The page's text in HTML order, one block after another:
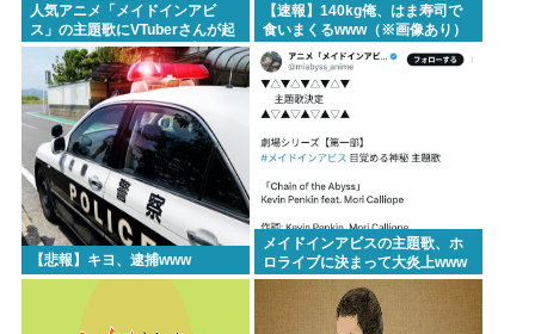
人気アニメ「メイドインアビ
ス」の主題歌にVTuberさんが起
用されてまたまたまた炎上、も
う何回目だよ…
【速報】140kg俺、はま寿司で
食いまくるwww（※画像あり）
【悲報】キヨ、逮捕www
メイドインアビスの主題歌、ホ
ロライブに決まって大炎上www